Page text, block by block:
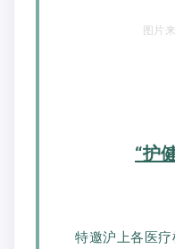
图片
“护
特邀沪上各医疗